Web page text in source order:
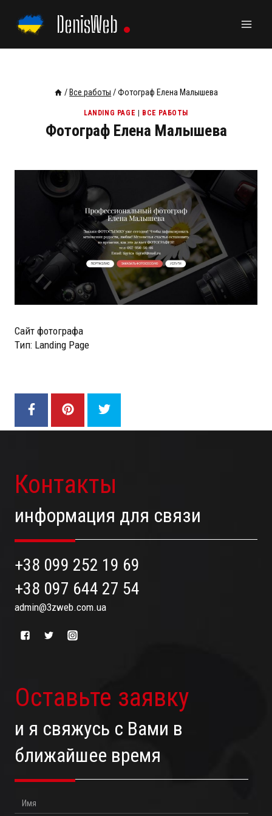
содержанию
DenisWeb
/Все работы /Фотограф Елена Малышева
LANDING PAGE ВСЕ РАБОТЫ
Фотограф Елена Малышева
Сайт фотографа
Тип: Landing Page
Контакты
информация для связи
+38 099 252 19 69
+38 097 644 27 54
admin@3zweb.com.ua
Оставьте заявку
и я свяжусь с Вами в
ближайшее время
Имя